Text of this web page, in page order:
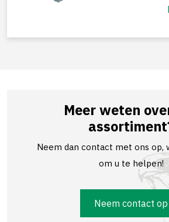
Meer weten
Neem dan contact met ons op,
om u te helpen!
Neem contact op